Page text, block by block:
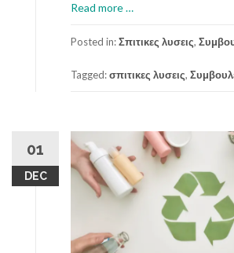
Read morea
o
t
p
γ
ι
α
α
…
Posted in:Σπιτικες λυσεις,
Tagged:σπιτικες λυσεις,
01
DEC